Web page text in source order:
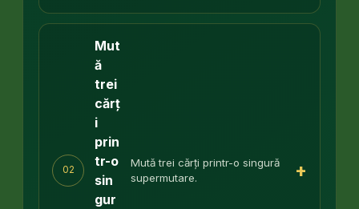
02
Mut
ă
trei
cărț
i
prin
tr-o
sin
gur
Mută trei cărți printr-o singură
supermutare.
+